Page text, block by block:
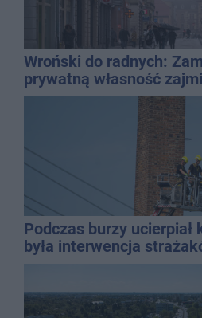
Wroński do radnych:
prywatną własność
gospodarką
Podczas burzy ucierpiał
była interwencja